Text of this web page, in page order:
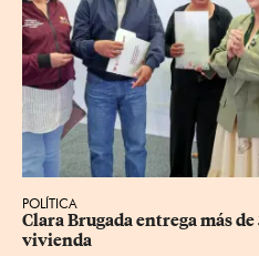
POLÍTICA
Clara Brugada entrega más
vivienda